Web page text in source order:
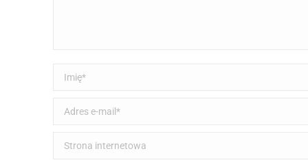
Imię *
Adres e-mail *
Strona internetowa